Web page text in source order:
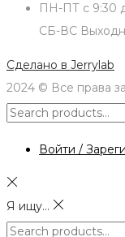
ПН-ПТ с 9:30
СБ-ВС
Сделано в Jerrylab
2024 © Все права
Search
Войти /
Я ищу...
Search